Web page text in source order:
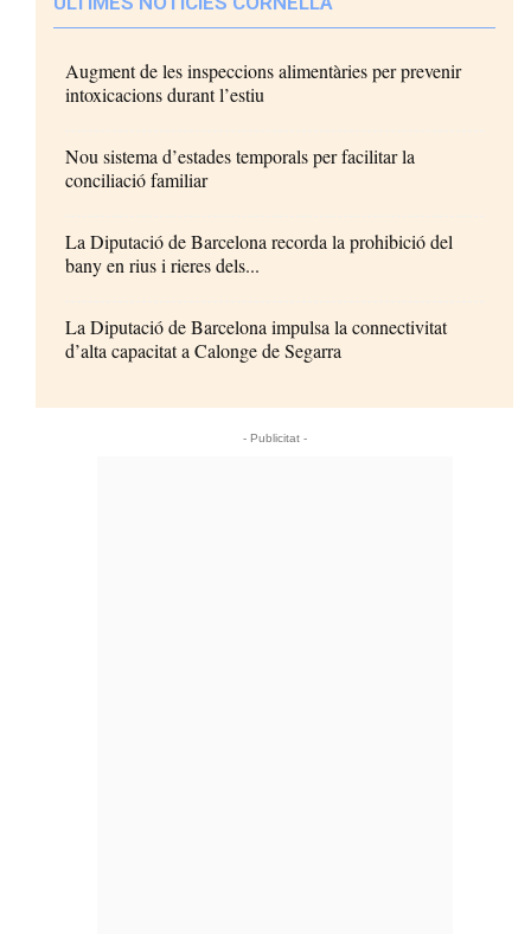
Augment de les inspeccions alimentàries per prevenir
intoxicacions durant l’estiu
Nou sistema d’estades temporals per facilitar la
conciliació familiar
La Diputació de Barcelona recorda la prohibició del
bany en rius i rieres dels...
La Diputació de Barcelona impulsa la connectivitat
d’alta capacitat a Calonge de Segarra
- Publicitat -